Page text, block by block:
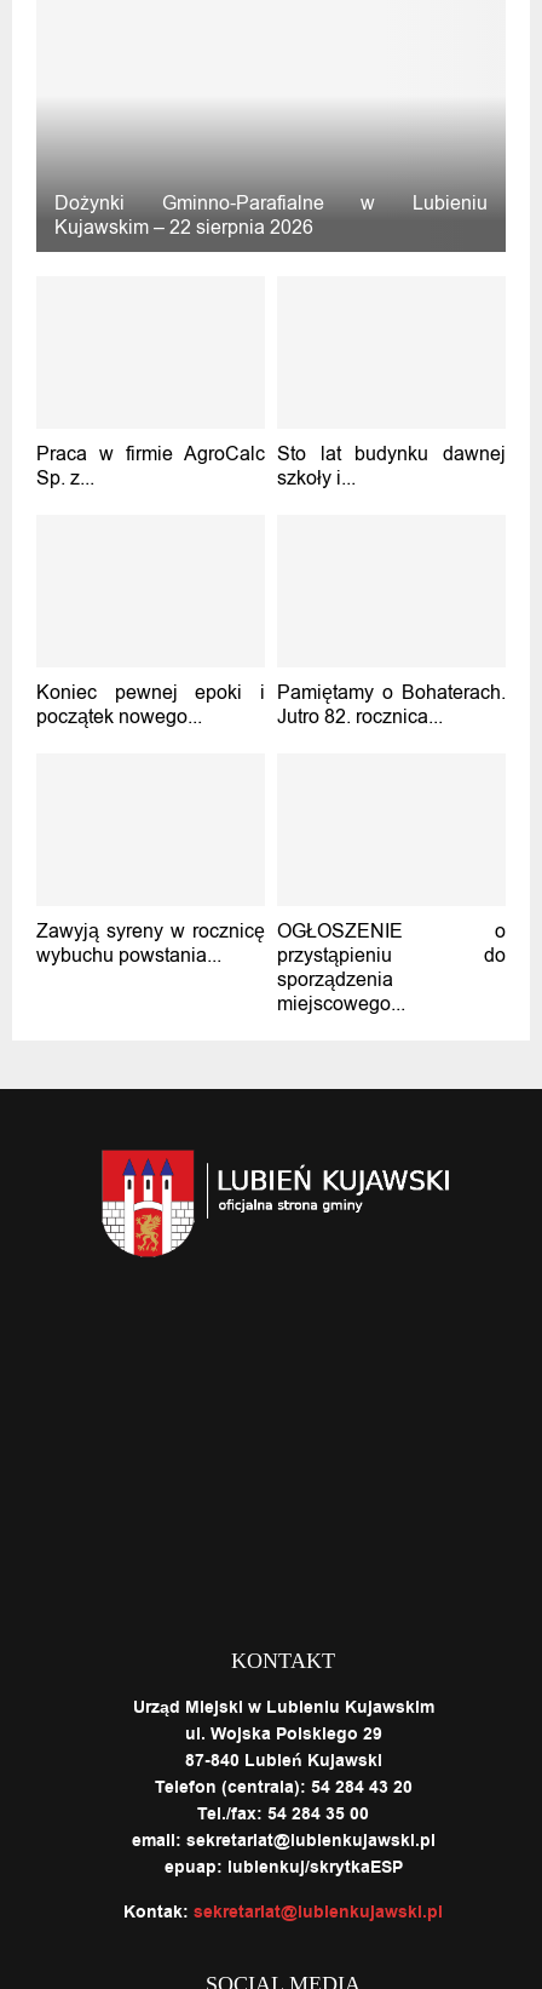
Dożynki Gminno-Parafialne w Lubieniu
Kujawskim – 22 sierpnia 2026
Praca w firmie AgroCalc
Sp. z...
Sto lat budynku dawnej
szkoły i...
Koniec pewnej epoki i
początek nowego...
Pamiętamy o Bohaterach.
Jutro 82. rocznica...
Zawyją syreny w rocznicę
wybuchu powstania...
OGŁOSZENIE o
przystąpieniu do
sporządzenia
miejscowego...
KONTAKT
Urząd Miejski w Lubieniu Kujawskim
ul. Wojska Polskiego 29
87-840 Lubień Kujawski
Telefon (centrala): 54 284 43 20
Tel./fax: 54 284 35 00
email: sekretariat@lubienkujawski.pl
epuap: lubienkuj/skrytkaESP
Kontak: sekretariat@lubienkujawski.pl